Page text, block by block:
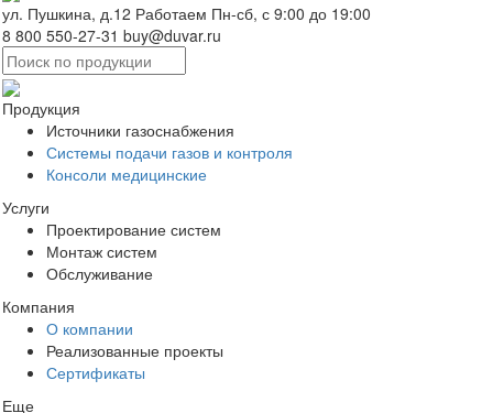
ул. Пушкина, д.12 Работаем Пн-сб, с 9:00 до 19:00
8 800 550-27-31 buy@duvar.ru
Продукция
Источники газоснабжения
Системы подачи газов и контроля
Консоли медицинские
Услуги
Проектирование систем
Монтаж систем
Обслуживание
Компания
О компании
Реализованные проекты
Сертификаты
Еще